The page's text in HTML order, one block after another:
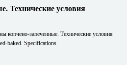
Технические условия
копчено-запеченные. Технические условия
baked. Specifications